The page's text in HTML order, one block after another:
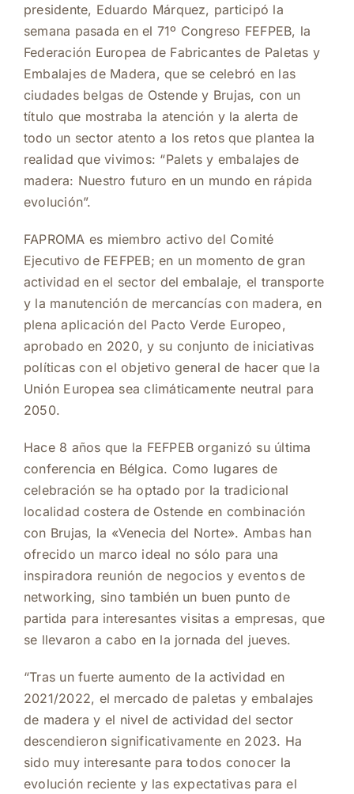
presidente, Eduardo Márquez, participó la
semana pasada en el 71º Congreso FEFPEB, la
Federación Europea de Fabricantes de Paletas y
Embalajes de Madera, que se celebró en las
ciudades belgas de Ostende y Brujas, con un
título que mostraba la atención y la alerta de
todo un sector atento a los retos que plantea la
realidad que vivimos: “Palets y embalajes de
madera: Nuestro futuro en un mundo en rápida
evolución”.
FAPROMA es miembro activo del Comité
Ejecutivo de FEFPEB; en un momento de gran
actividad en el sector del embalaje, el transporte
y la manutención de mercancías con madera, en
plena aplicación del Pacto Verde Europeo,
aprobado en 2020, y su conjunto de iniciativas
políticas con el objetivo general de hacer que la
Unión Europea sea climáticamente neutral para
2050.
Hace 8 años que la FEFPEB organizó su última
conferencia en Bélgica. Como lugares de
celebración se ha optado por la tradicional
localidad costera de Ostende en combinación
con Brujas, la «Venecia del Norte». Ambas han
ofrecido un marco ideal no sólo para una
inspiradora reunión de negocios y eventos de
networking, sino también un buen punto de
partida para interesantes visitas a empresas, que
se llevaron a cabo en la jornada del jueves.
“Tras un fuerte aumento de la actividad en
2021/2022, el mercado de paletas y embalajes
de madera y el nivel de actividad del sector
descendieron significativamente en 2023. Ha
sido muy interesante para todos conocer la
evolución reciente y las expectativas para el